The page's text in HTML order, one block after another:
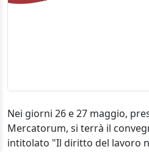
Nei giorni 26 e 27 maggio,
Mercatorum, si terrà il
intitolato "Il diritto del lavoro